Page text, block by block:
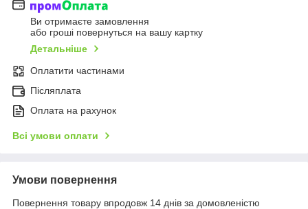
Ви отримаєте замовлення
або гроші повернуться на вашу картку
Детальніше
Оплатити частинами
Післяплата
Оплата на рахунок
Всі умови оплати
Умови повернення
Повернення товару впродовж 14 днів за домовленістю